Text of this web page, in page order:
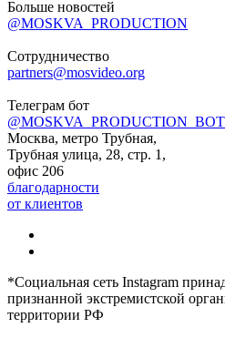
Больше новостей
@MOSKVA_PRODUCTION
Сотрудничество
partners@mosvideo.org
Телеграм бот
@MOSKVA_PRODUCTION_BOT
Москва, метро Трубная,
Трубная улица, 28, стр. 1,
офис 206
благодарности
от клиентов
*Социальная сеть Instagram
признанной экстремистской
территории РФ